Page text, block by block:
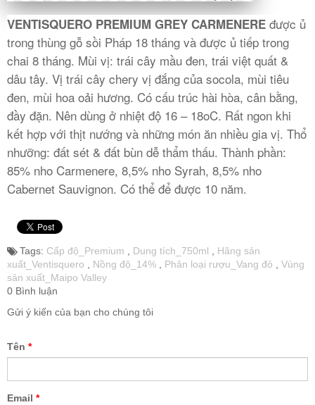
RƯỢU VANG ĐỨC
VENTISQUERO PREMIUM GREY CARMENERE được ủ
trong thùng gỗ sồi Pháp 18 tháng và được ủ tiếp trong
chai 8 tháng. Mùi vị: trái cây mầu đen, trái việt quất &
dâu tây. Vị trái cây chery vị đắng của socola, mùi tiêu
đen, mùi hoa oải hương. Có cấu trúc hài hòa, cân bằng,
đầy đặn. Nên dùng ở nhiệt độ 16 – 18oC. Rất ngon khi
kết hợp với thịt nướng và những món ăn nhiều gia vị. Thổ
nhưỡng: đất sét & đất bùn dễ thẩm thấu. Thành phần:
85% nho Carmenere, 8,5% nho Syrah, 8,5% nho
Cabernet Sauvignon. Có thể để được 10 năm.
Tags: Cấp độ_Premium Dung tích_750ml
Hãng sản
xuất_Ventisquero
Nồng độ_14% Phân loại rượu_Vang đỏ
Vùng
sản xuất_Maipo Valley
0 Bình luận
Gửi ý kiến của bạn cho chúng tôi
Tên *
Email *